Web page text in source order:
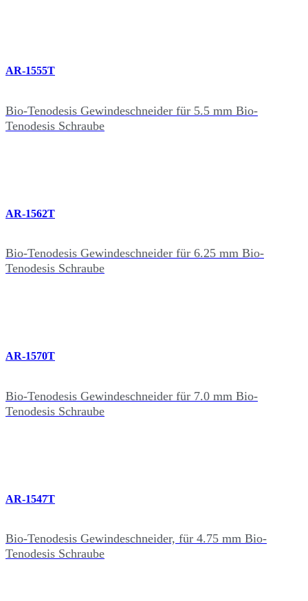
AR-1555T
Bio-Tenodesis Gewindeschneider für 5.5 mm Bio-
Tenodesis Schraube
AR-1562T
Bio-Tenodesis Gewindeschneider für 6.25 mm Bio-
Tenodesis Schraube
AR-1570T
Bio-Tenodesis Gewindeschneider für 7.0 mm Bio-
Tenodesis Schraube
AR-1547T
Bio-Tenodesis Gewindeschneider, für 4.75 mm Bio-
Tenodesis Schraube